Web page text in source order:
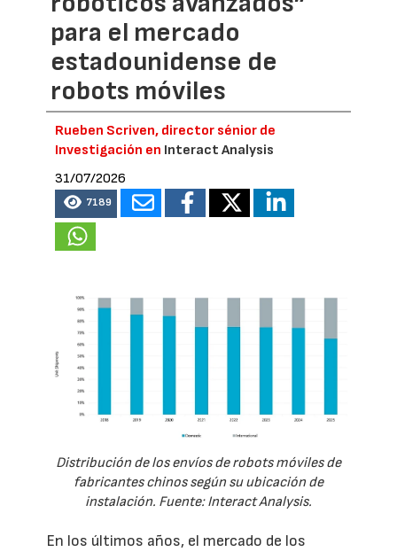
para el mercado
estadounidense de
robots móviles
Rueben Scriven, director sénior de
Investigación en Interact Analysis
31/07/2026
7189
Distribución de los envíos de robots móviles de
fabricantes chinos según su ubicación de
instalación. Fuente: Interact Analysis.
En los últimos años, el mercado de los